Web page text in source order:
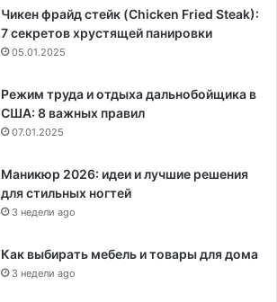
Чикен фрайд стейк (Chicken Fried Steak):
7 секретов хрустящей панировки
05.01.2025
Режим труда и отдыха дальнобойщика в
США: 8 важных правил
07.01.2025
Маникюр 2026: идеи и лучшие решения
для стильных ногтей
3 недели ago
Как выбирать мебель и товары для дома
3 недели ago